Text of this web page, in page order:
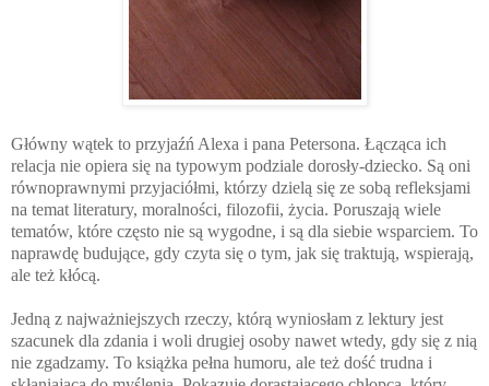
Główny wątek to przyjaźń Alexa i pana Petersona. Łącząca ich
relacja nie opiera się na typowym podziale dorosły-dziecko. Są oni
równoprawnymi przyjaciółmi, którzy dzielą się ze sobą refleksjami
na temat literatury, moralności, filozofii, życia. Poruszają wiele
tematów, które często nie są wygodne, i są dla siebie wsparciem. To
naprawdę budujące, gdy czyta się o tym, jak się traktują, wspierają,
ale też kłócą.
Jedną z najważniejszych rzeczy, którą wyniosłam z lektury jest
szacunek dla zdania i woli drugiej osoby nawet wtedy, gdy się z nią
nie zgadzamy. To książka pełna humoru, ale też dość trudna i